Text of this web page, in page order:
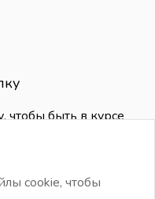
чтобы быть в курсе
cookie, чтобы